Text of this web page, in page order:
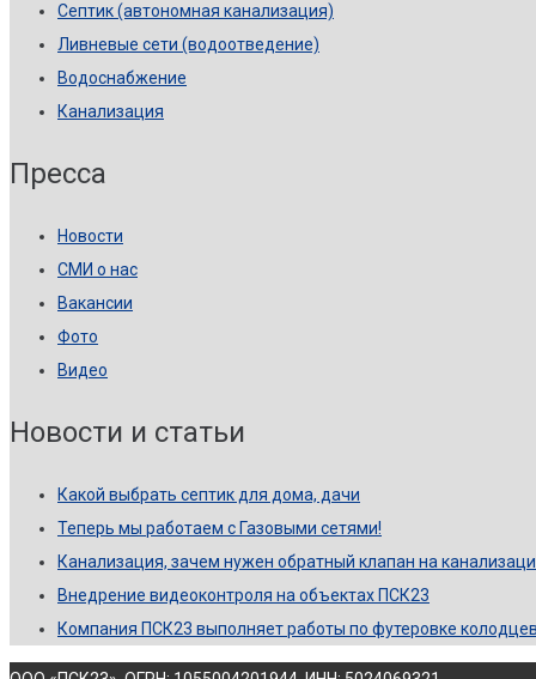
Септик (автономная канализация)
Ливневые сети (водоотведение)
Водоснабжение
Канализация
Пресса
Новости
СМИ о нас
Вакансии
Фото
Видео
Новости и статьи
Какой выбрать септик для дома, дачи
Теперь мы работаем с Газовыми сетями!
Канализация, зачем нужен обратный клапан на
Внедрение видеоконтроля на объектах ПСК23
Компания ПСК23 выполняет работы по футеровке